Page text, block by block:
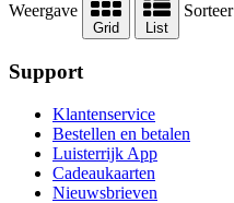
Weergave
Grid List
Sorteer
Support
Klantenservice
Bestellen en betalen
Luisterrijk App
Cadeaukaarten
Nieuwsbrieven